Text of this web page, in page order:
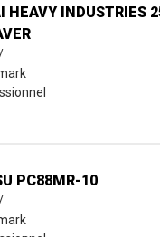
HEAVY INDUSTRIES
PC88MR-10